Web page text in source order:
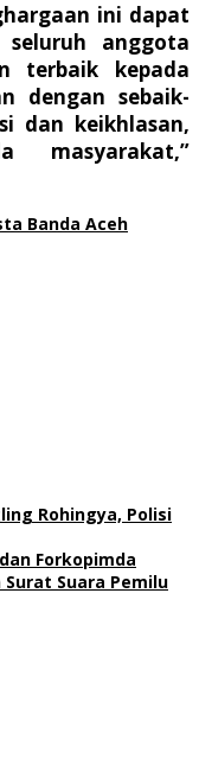
ini dapat
anggota
terbaik kepada
dengan sebaik-
dan keikhlasan,
Banda Aceh
Rohingya, Polisi
Forkopimda
Suara Pemilu